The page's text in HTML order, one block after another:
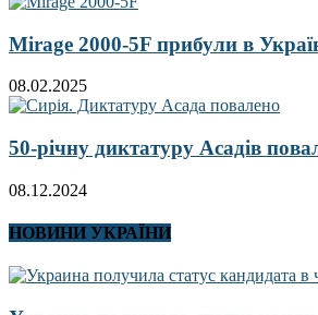
Mirage 2000-5F прибули в
08.02.2025
50-річну диктатуру Асадів
08.12.2024
НОВИНИ УКРАЇНИ